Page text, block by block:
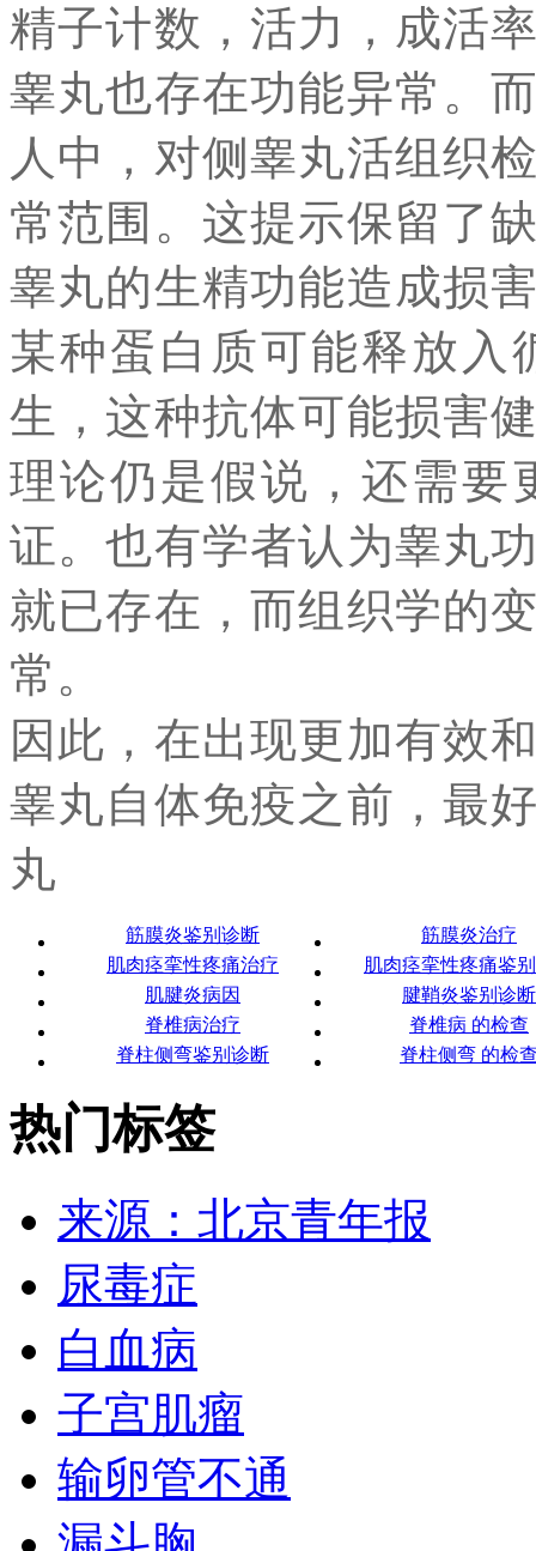
精子计数，活力，成活
睾丸也存在功能异常。
人中，对侧睾丸活组织
常范围。这提示保留了
睾丸的生精功能造成损
某种蛋白质可能释放入
生，这种抗体可能损害
理论仍是假说，还需要
证。也有学者认为睾丸
就已存在，而组织学的
常。
因此，在出现更加有效
睾丸自体免疫之前，最
丸
筋膜炎鉴别诊断
筋膜炎治疗
肌肉痉挛性疼痛治疗
肌肉痉挛性疼痛鉴
肌腱炎病因
腱鞘炎鉴别诊断
脊椎病治疗
脊椎病 的检查
脊柱侧弯鉴别诊断
脊柱侧弯 的检
热门标签
来源：北京青年报
尿毒症
白血病
子宫肌瘤
输卵管不通